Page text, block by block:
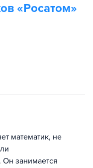
«Росатом»
математик, не
Он занимается